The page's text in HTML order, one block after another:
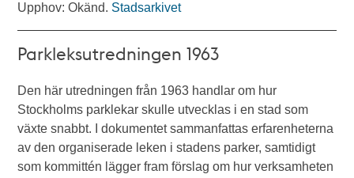
Upphov: Okänd. Stadsarkivet
Parkleksutredningen 1963
Den här utredningen från 1963 handlar om hur
Stockholms parklekar skulle utvecklas i en stad som
växte snabbt. I dokumentet sammanfattas erfarenheterna
av den organiserade leken i stadens parker, samtidigt
som kommittén lägger fram förslag om hur verksamheten